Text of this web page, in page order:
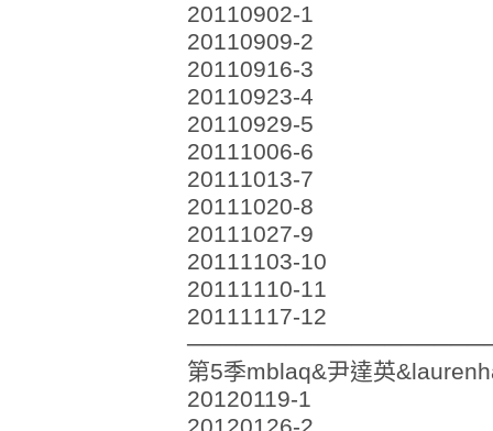
20110902-1
20110909-2
20110916-3
20110923-4
20110929-5
20111006-6
20111013-7
20111020-8
20111027-9
20111103-10
20111110-11
20111117-12
第5季mblaq&尹達英
20120119-1